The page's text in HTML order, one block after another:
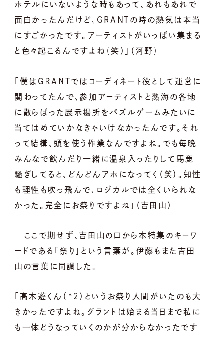
ホテルにいないような時もあって、あれもあれで
面白かったんだけど、GRANTの時の熱気は本当
にすごかったです。アーティストがいっぱい集まる
と色々起こるんですよね（笑）」（河野）
「僕はGRANTではコーディネート役として運営に
関わってたんで、参加アーティストと熱海の各地
に散らばった展示場所をパズルゲームみたいに
当てはめていかなきゃいけなかったんです。それ
って結構、頭を使う作業なんですよね。でも毎晩
みんなで飲んだり一緒に温泉入ったりして馬鹿
騒ぎしてると、どんどんアホになってく（笑）。知性
も理性も吹っ飛んで、ロジカルでは全くいられな
かった。完全にお祭りですよね」（吉田山）
ここで期せず、吉田山の口から本特集のキーワ
ードである「祭り」という言葉が。伊藤もまた吉田
山の言葉に同調した。
「髙木遊くん（*2）というお祭り人間がいたのも大
きかったですよね。グラントは始まる当日まで私に
も一体どうなっていくのかが分からなかったです